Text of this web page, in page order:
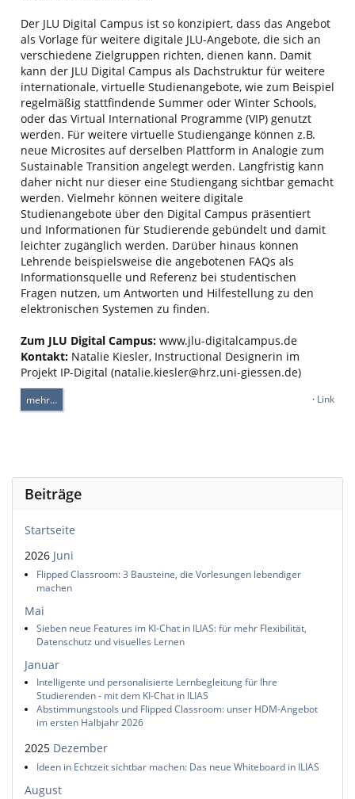
Der JLU Digital Campus ist so konzipiert, dass das Angebot
als Vorlage für weitere digitale JLU-Angebote, die sich an
verschiedene Zielgruppen richten, dienen kann. Damit
kann der JLU Digital Campus als Dachstruktur für weitere
internationale, virtuelle Studienangebote, wie zum Beispiel
regelmäßig stattfindende Summer oder Winter Schools,
oder das Virtual International Programme (VIP) genutzt
werden. Für weitere virtuelle Studiengänge können z.B.
neue Microsites auf derselben Plattform in Analogie zum
Sustainable Transition angelegt werden. Langfristig kann
daher nicht nur dieser eine Studiengang sichtbar gemacht
werden. Vielmehr können weitere digitale
Studienangebote über den Digital Campus präsentiert
und Informationen für Studierende gebündelt und damit
leichter zugänglich werden. Darüber hinaus können
Lehrende beispielsweise die angebotenen FAQs als
Informationsquelle und Referenz bei studentischen
Fragen nutzen, um Antworten und Hilfestellung zu den
elektronischen Systemen zu finden.
Zum JLU Digital Campus: www.jlu-digitalcampus.de
Kontakt: Natalie Kiesler, Instructional Designerin im
Projekt IP-Digital (natalie.kiesler@hrz.uni-giessen.de)
mehr… · Link
Beiträge
Startseite
2026 Juni
Flipped Classroom: 3 Bausteine, die Vorlesungen lebendiger
machen
Mai
Sieben neue Features im KI-Chat in ILIAS: für mehr Flexibilität,
Datenschutz und visuelles Lernen
Januar
Intelligente und personalisierte Lernbegleitung für Ihre
Studierenden - mit dem KI-Chat in ILIAS
Abstimmungstools und Flipped Classroom: unser HDM-Angebot
im ersten Halbjahr 2026
2025 Dezember
Ideen in Echtzeit sichtbar machen: Das neue Whiteboard in ILIAS
August